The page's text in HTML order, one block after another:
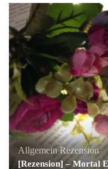
Allgemein Rezension
[Rezension] – Mortal